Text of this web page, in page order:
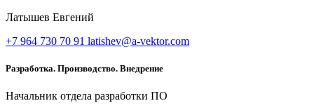
Латышев Евгений
+7 964 730 70 91 latishev@a-vektor.com
Разработка. Производство. Внедрение
Начальник отдела разработки ПО